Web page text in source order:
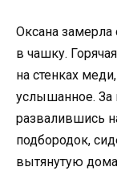
Оксана замерла
в чашку.
на стенках
услышанное. За
развалившись
подбородок,
вытянутую